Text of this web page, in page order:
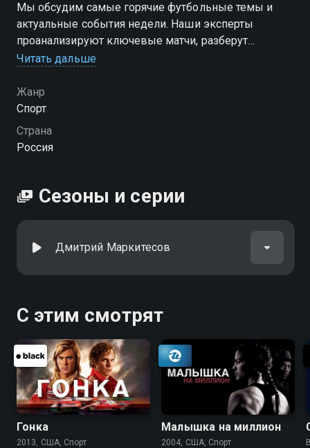
Мы обсудим самые горячие футбольные темы и
актуальные события недели. Наши эксперты
проанализируют ключевые матчи, разберут
тактические новинки и поделятся прогнозами на
Читать дальше
Жанр
Спорт
Страна
Россия
Сезоны и серии
Дмитрий Маркитесов
С этим смотрят
Гонка
2013, США, Спорт
Малышка на миллион
2004, США, Спорт